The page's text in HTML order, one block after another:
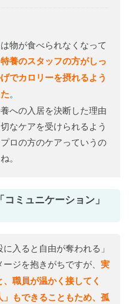
物が食べられなくなって
特養のスタッフの方がしっ
でカロリーを摂れるよう
。
への入居を決断した理由
なケアを受けられるよう
ロの方のケアっていうの
。
ミュニケーション」
入ると自由が奪われる」
ジを抱きがちですが、 実
職員が温かく接してく
もできることもため、孤